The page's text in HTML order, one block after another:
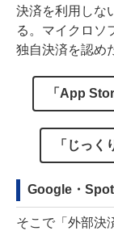
決済を利用しな
る。マイクロソ
独自決済を認め
「App
「じっ
Google・
そこで「外部決